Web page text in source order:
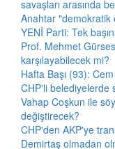
savaşları arasında
Anahtar "demokratik
YENİ Parti: Tek
Prof. Mehmet
karşılayabilecek mi?
Hafta Başı (93):
CHP'li belediyelerde
Vahap Coşkun ile
değiştirecek?
CHP'den AKP'ye
Demirtaş olmadan